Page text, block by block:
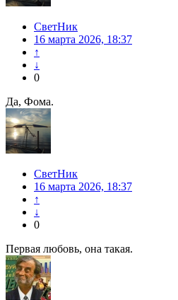
СветНик
16 марта 2026, 18:37
↑
↓
0
Да, Фома.
СветНик
16 марта 2026, 18:37
↑
↓
0
Первая любовь, она такая.